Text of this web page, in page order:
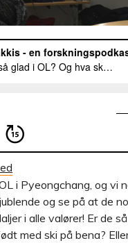
i Pyeongchang, og vi
og se på at de
i alle valører! Er de
med ski på bena?